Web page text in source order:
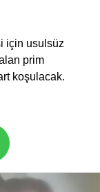
için usulsüz
prim
koşulacak.